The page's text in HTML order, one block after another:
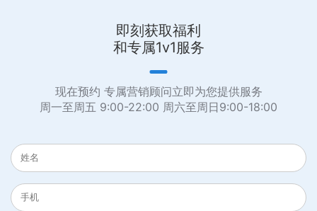
即刻获取福利
和专属1v1服务
现在预约 专属营销顾问立即为您提供服务
周一至周五 9:00-22:00 周六至周日9:00-18:00